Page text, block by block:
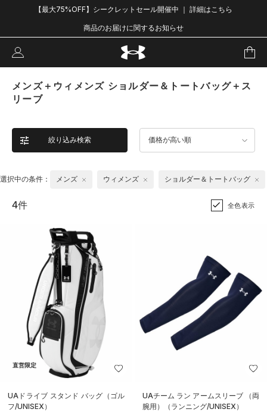
【最大75%OFF】シークレットセール開催中 ｜ 詳細はこちら
商品のお届けに関するお知らせ
メンズ＋ウィメンズ ショルダー＆トートバッグ＋ス
リーブ
絞り込み検索 価格が高い順
選択中の条件： メンズ ウィメンズ ショルダー＆トートバッグ
4件 全色表示
直営限定
UAドライブ スタンド バッグ（ゴル
フ/UNISEX）
UAチーム ラン アームスリーブ （両
腕用）（ランニング/UNISEX）